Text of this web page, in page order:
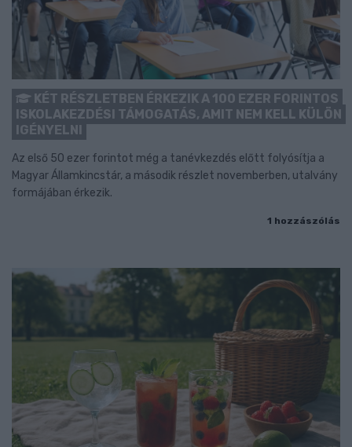
KÉT RÉSZLETBEN ÉRKEZIK A 100 EZER FORINTOS
ISKOLAKEZDÉSI TÁMOGATÁS, AMIT NEM KELL KÜLÖN
IGÉNYELNI
Az első 50 ezer forintot még a tanévkezdés előtt folyósítja a
Magyar Államkincstár, a második részlet novemberben, utalvány
formájában érkezik.
1 hozzászólás